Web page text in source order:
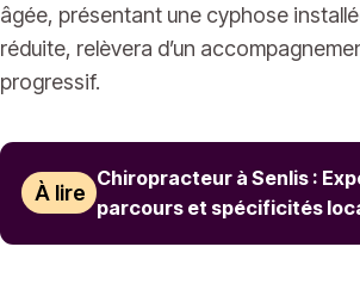
âgée, présentant une cyphose
réduite, relèvera d’un
progressif.
À lire
Chiropracteur à Senlis :
parcours et spécificités